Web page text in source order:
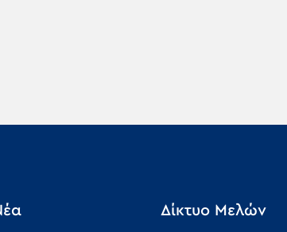
Δίκτυο Μελών